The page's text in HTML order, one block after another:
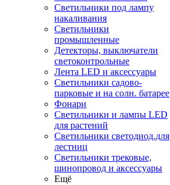
Светильники под лампу
накаливания
Светильники
промышленные
Детекторы, выключатели
светоконтрольные
Лента LED и аксессуары
Светильники садово-
парковые и на солн. батарее
Фонари
Светильники и лампы LED
для растений
Светильники светодиод.для
лестниц
Светильники трековые,
шинопровод и аксессуары
Ещё